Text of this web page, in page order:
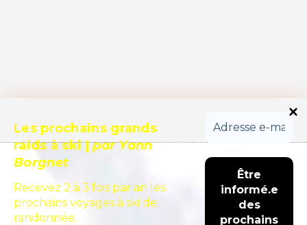
Les prochains grands
raids à ski|par Yann
Borgnet
Recevez 2 à 3 fois par an les
prochains voyages à ski de
randonnée.